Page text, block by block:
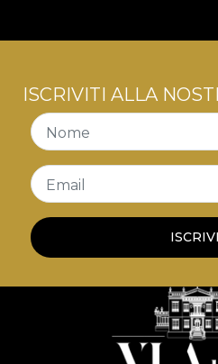
ISCRIVITI ALLA
Nome
Email